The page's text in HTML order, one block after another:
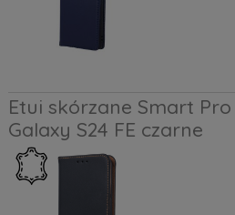
Etui skórzane Smart
Galaxy S24 FE czarne